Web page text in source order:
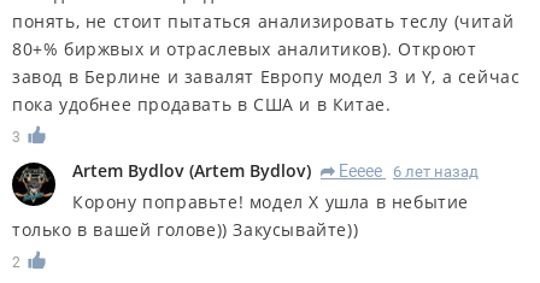
понять, не стоит пытаться анализировать теслу (читай
80+% биржвых и отраслевых аналитиков). Откроют
завод в Берлине и завалят Европу модел 3 и Y, а сейчас
пока удобнее продавать в США и в Китае.
3
Artem Bydlov (Artem Bydlov) R Eeeee 6 лет назад
Корону поправьте! модел Х ушла в небытие
только в вашей голове)) Закусывайте))
2